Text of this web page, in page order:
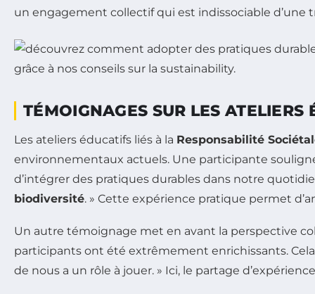
un engagement collectif qui est indissociable d’une
TÉMOIGNAGES SUR LES ATELIERS
Les ateliers éducatifs liés à la Responsabilité
environnementaux actuels. Une participante
d’intégrer des pratiques durables dans notre
biodiversité. » Cette expérience pratique permet
Un autre témoignage met en avant la perspective
participants ont été extrêmement enrichissants.
de nous a un rôle à jouer. » Ici, le partage